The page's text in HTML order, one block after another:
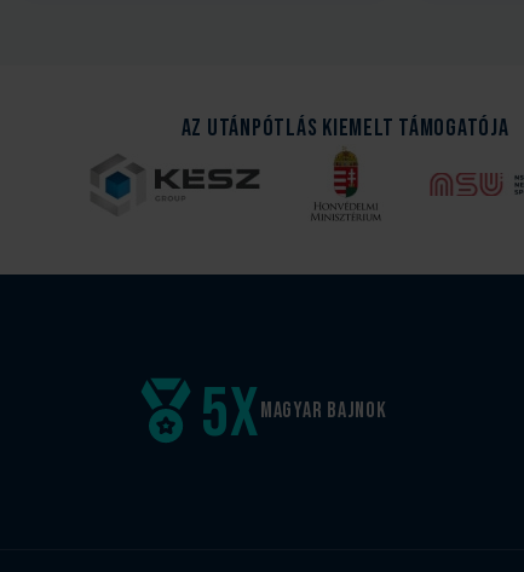
Az Utánpótlás kiemelt támogatója
Magyar bajnok
5x